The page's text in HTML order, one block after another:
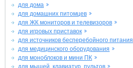
для дома
для домашних питомцев
для ЖК мониторов и телевизоров
для игровых приставок
для источников бесперебойного питания
для медицинского оборудования
для моноблоков и мини ПК
для мышей, клавиатур, пультов